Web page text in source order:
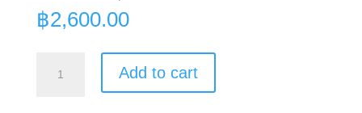
฿2,600.00
Add to cart